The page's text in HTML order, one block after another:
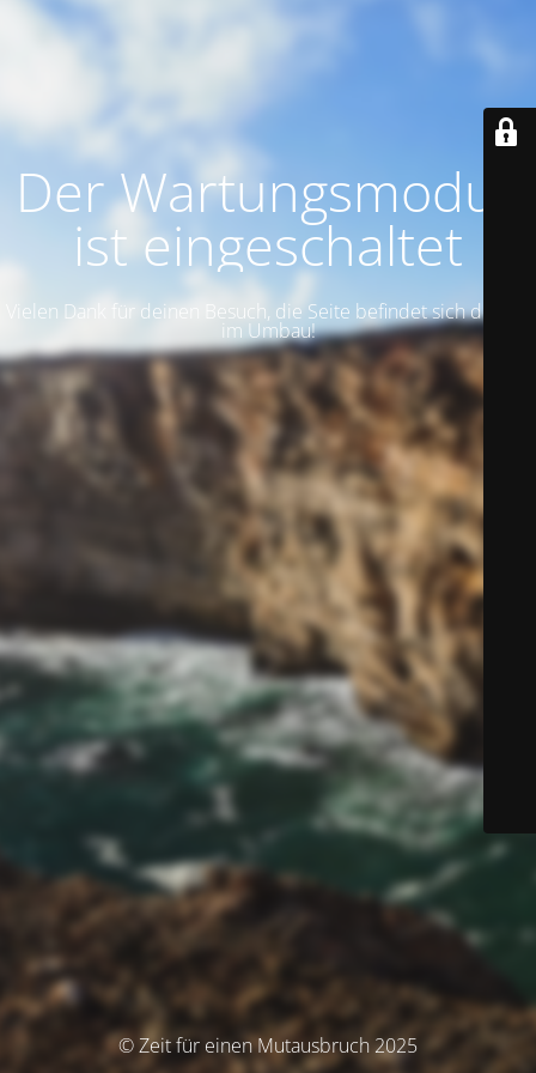
Der Wartungsmodus
ist eingeschaltet
Vielen Dank für deinen Besuch, die Seite befindet sich derzeit
im Umbau!
© Zeit für einen Mutausbruch 2025